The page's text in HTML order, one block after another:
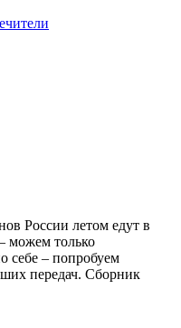
России летом едут в
можем только
себе – попробуем
передач. Сборник